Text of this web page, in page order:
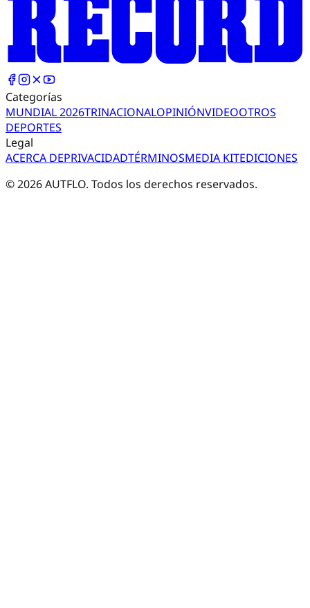
Categorías
MUNDIAL 2026TRINACIONALOPINIÓNVIDEOOTROS
DEPORTES
Legal
ACERCA DEPRIVACIDADTÉRMINOSMEDIA KITEDICIONES
©2026AUTFLO. Todos los derechos reservados.